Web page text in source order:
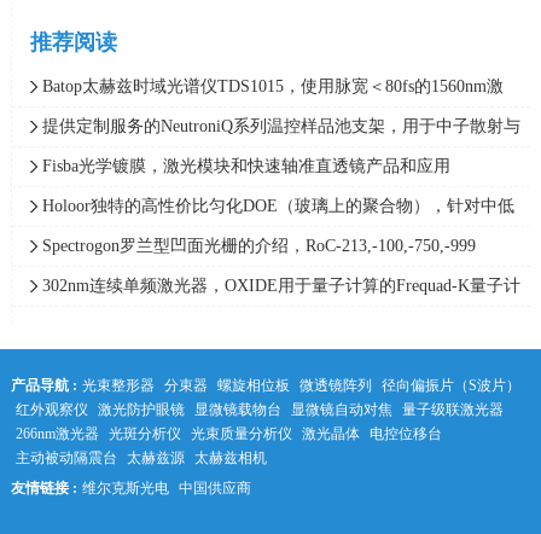
推荐阅读
Batop太赫兹时域光谱仪TDS1015，使用脉宽＜80fs的1560nm激
光，频谱范围0.05-1.5THz
提供定制服务的NeutroniQ系列温控样品池支架，用于中子散射与
X射线散射实验，Quantum Northwest
Fisba光学镀膜，激光模块和快速轴准直透镜产品和应用
Holoor独特的高性价比匀化DOE（玻璃上的聚合物），针对中低
功率范围应用最精确的光束整形解决方案
Spectrogon罗兰型凹面光栅的介绍，RoC-213,-100,-750,-999
302nm连续单频激光器，OXIDE用于量子计算的Frequad-K量子计
产品导航 : 光束整形器 分束器 螺旋相位板 微透镜阵列
径向偏振片（S波片）
红外观察仪
激光防护眼镜 显微镜载物台 显微镜自动对焦 量子级联激光器
266nm激光器 光斑分析仪 光束质量分析仪 激光晶体
电控位移台
主动被动隔震台
太赫兹源 太赫兹相机
友情链接 : 维尔克斯光电 中国供应商